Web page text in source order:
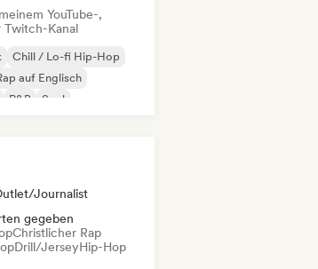
YouTube-,
Twitch-Kanal
Chill / Lo-fi Hip-Hop
auf Englisch
R&B Soul
Journalist
gegeben
Christlicher Rap
Drill/JerseyHip-Hop